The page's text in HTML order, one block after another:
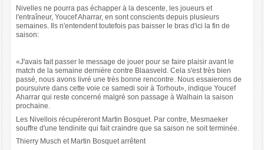
Nivelles ne pourra pas échapper à la descente, les joueurs et
l'entraîneur, Youcef Aharrar, en sont conscients depuis plusieurs
semaines. Ils n'entendent toutefois pas baisser le bras d'ici la fin de
saison:
«J'avais fait passer le message de jouer pour se faire plaisir avant le
match de la semaine dernière contre Blaasveld. Cela s'est très bien
passé, nous avons livré une très bonne rencontre. Nous essaierons de
poursuivre dans cette voie ce samedi soir à Torhout», indique Youcef
Aharrar qui reste concerné malgré son passage à Walhain la saison
prochaine.
Les Nivellois récupéreront Martin Bosquet. Par contre, Mesmaeker
souffre d'une tendinite qui fait craindre que sa saison ne soit terminée.
Thierry Musch et Martin Bosquet arrêtent